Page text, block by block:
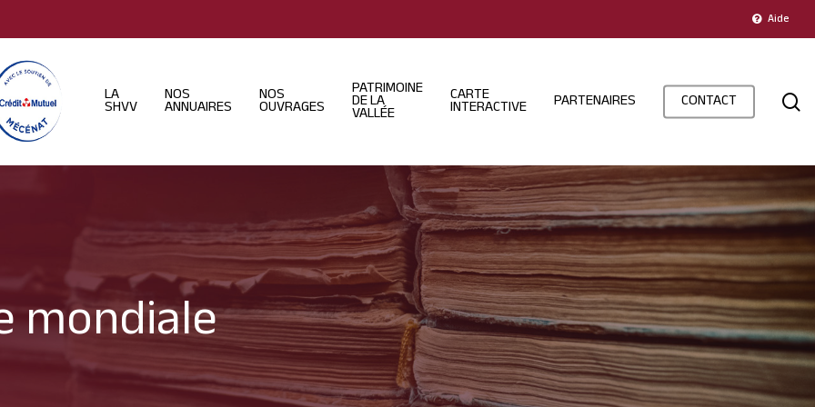
Aide
LA
SHVV
NOS
ANNUAIRES
NOS
OUVRAGES
PATRIMOINE
DE LA
VALLÉE
CARTE
INTERACTIVE PARTENAIRES CONTACT
mondiale